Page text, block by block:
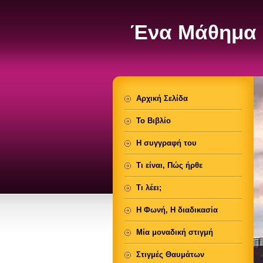
Ένα Μάθημα
Αρχική Σελίδα
Το Βιβλίο
Η συγγραφή του
Τι είναι, Πώς ήρθε
Τι λέει;
Η Φωνή, Η διαδικασία
Μία μοναδική στιγμή
Στιγμές Θαυμάτων